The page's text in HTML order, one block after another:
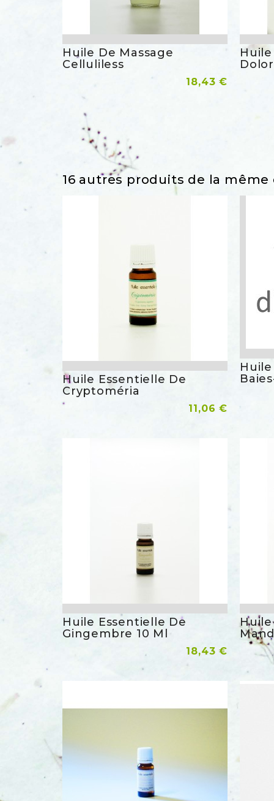
Aperçu rapide
Huile De Massage
Celluliless
Prix
18,43 €
16 autres produits de la même
Huile Essentielle De
Cryptoméria
Prix
11,06 €
Ajouter Au Panier
Aperçu rapide
Huile Essentielle De
Gingembre 10 Ml
Prix
18,43 €
Huile
favorite_border